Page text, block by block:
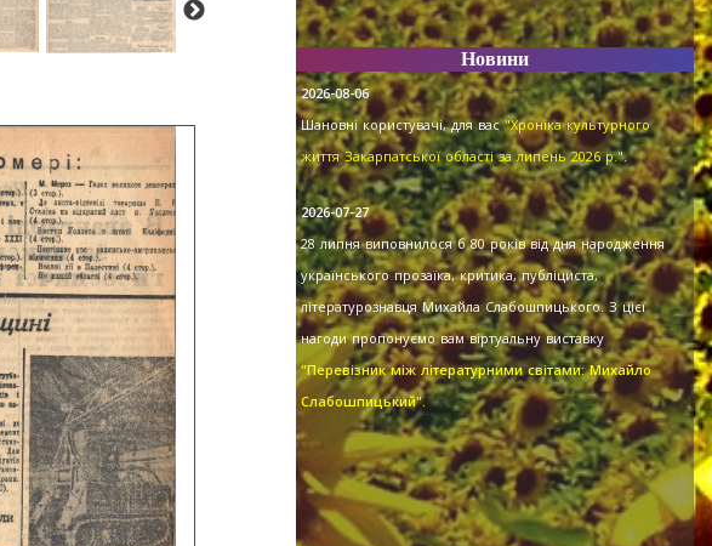
Новини
2026-08-06
Шановні користувачі, для вас"Хроніка культурного
життя Закарпатської області за липень 2026 р.".
2026-07-27
28 липня виповнилося б 80 років від дня народження
українського прозаїка, критика, публіциста,
літературознавця Михайла Слабошпицького. З цієї
нагоди пропонуємо вам віртуальну виставку
"Перевізник між літературними світами: Михайло
Слабошпицький".